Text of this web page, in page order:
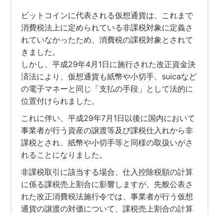
ビットコインに代表される仮想通貨は、これまで
消費税法上に定められている非課税対象に定義さ
れていなかったため、消費税の課税対象とされて
きました。
しかし、平成29年4月1日に施行された改正資金決
済法により、仮想通貨も紙幣や小切手、suicaなど
の電子マネーと同じ「支払の手段」として法的に
位置付けられました。
これに伴い、平成29年7月1日以後に国内において
事業者が行う資産の譲渡等及び課税仕入れから非
課税とされ、紙幣や小切手等と同様の取扱いがさ
れることになりました。
非課税取引に該当する場合、仕入控除税額の計算
に係る課税売上割合に影響しますが、先般公表さ
れた改正消費税法施行令では、事業者が行う仮想
通貨の譲渡の対価について、課税売上割合の計算